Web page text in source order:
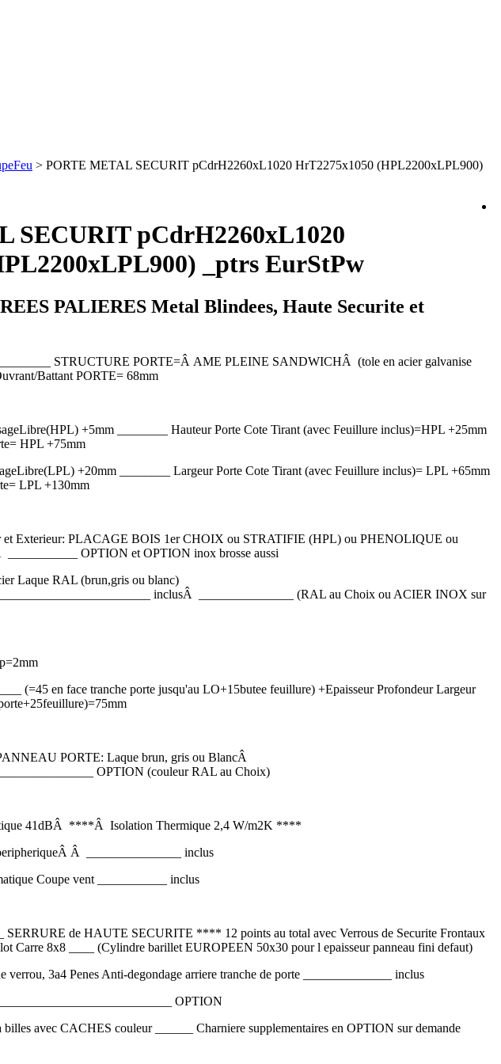
> PORTE METAL SECURIT pCdrH2260xL1020 HrT2275x1050 (HPL2200xLPL900)
SECURIT pCdrH2260xL1020
_ptrs EurStPw
PALIERES Metal Blindees, Haute Securite et
STRUCTURE PORTE=Â AME PLEINE SANDWICHÂ (tole en acier galvanise
Battant PORTE= 68mm
+5mm ________ Hauteur Porte Cote Tirant (avec Feuillure inclus)=HPL +25mm
HPL +75mm
+20mm ________ Largeur Porte Cote Tirant (avec Feuillure inclus)= LPL +65mm
LPL +130mm
Exterieur: PLACAGE BOIS 1er CHOIX ou STRATIFIE (HPL) ou PHENOLIQUE ou
OPTION et OPTION inox brosse aussi
Laque RAL (brun,gris ou blanc)
inclusÂ _______________ (RAL au Choix ou ACIER INOX sur
(=45 en face tranche porte jusqu'au LO+15butee feuillure) +Epaisseur Profondeur Largeur
PORTE: Laque brun, gris ou BlancÂ
OPTION (couleur RAL au Choix)
41dBÂ ****Â Isolation Thermique 2,4 W/m2K ****
Â _______________ inclus
Coupe vent ___________ inclus
de HAUTE SECURITE **** 12 points au total avec Verrous de Securite Frontaux
Carre 8x8 ____ (Cylindre barillet EUROPEEN 50x30 pour l epaisseur panneau fini defaut)
verrou, 3a4 Penes Anti-degondage arriere tranche de porte ______________ inclus
OPTION
avec CACHES couleur ______ Charniere supplementaires en OPTION sur demande